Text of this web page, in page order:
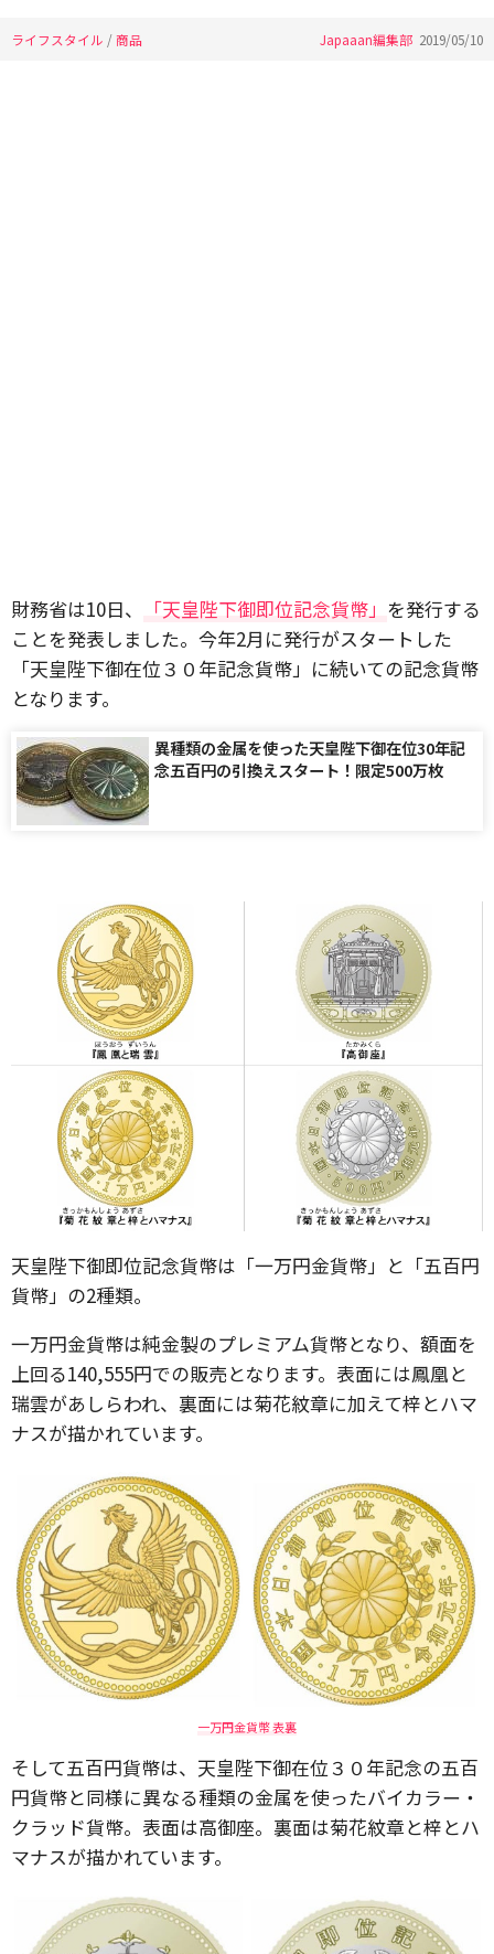
ライフスタイル /商品 Japaaan編集部 2019/05/10
財務省は10日、 「天皇陛下御即位記念貨幣」 を発行する
ことを発表しました。今年2月に発行がスタートした
「天皇陛下御在位３０年記念貨幣」に続いての記念貨幣
となります。
異種類の金属を使った天皇陛下御在位30年記
念五百円の引換えスタート！限定500万枚
天皇陛下御即位記念貨幣は「一万円金貨幣」と「五百円
貨幣」の2種類。
一万円金貨幣は純金製のプレミアム貨幣となり、額面を
上回る140,555円での販売となります。表面には鳳凰と
瑞雲があしらわれ、裏面には菊花紋章に加えて梓とハマ
ナスが描かれています。
一万円金貨幣 表裏
そして五百円貨幣は、天皇陛下御在位３０年記念の五百
円貨幣と同様に異なる種類の金属を使ったバイカラー・
クラッド貨幣。表面は高御座。裏面は菊花紋章と梓とハ
マナスが描かれています。